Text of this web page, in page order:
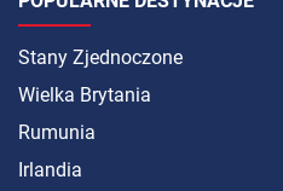
Stany Zjednoczone
Wielka Brytania
Rumunia
Irlandia